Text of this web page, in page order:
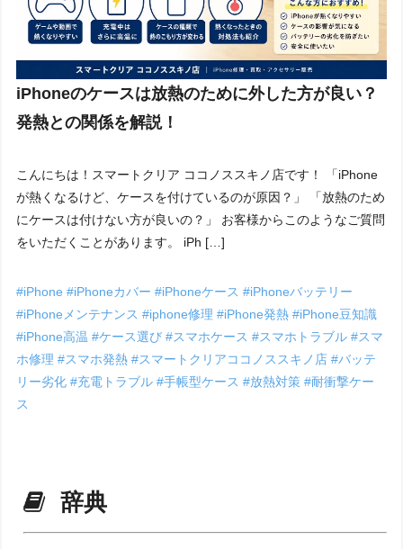
iPhoneのケースは放熱のために外した方が良い？
発熱との関係を解説！
こんにちは！スマートクリア ココノススキノ店です！ 「iPhone
が熱くなるけど、ケースを付けているのが原因？」 「放熱のため
にケースは付けない方が良いの？」 お客様からこのようなご質問
をいただくことがあります。 iPh […]
#iPhone#iPhoneカバー#iPhoneケース#iPhoneバッテリー
#iPhoneメンテナンス#iphone修理#iPhone発熱#iPhone豆知識
#iPhone高温#ケース選び#スマホケース#スマホトラブル#スマ
ホ修理#スマホ発熱#スマートクリアココノススキノ店#バッテ
リー劣化#充電トラブル#手帳型ケース#放熱対策#耐衝撃ケー
ス
辞典